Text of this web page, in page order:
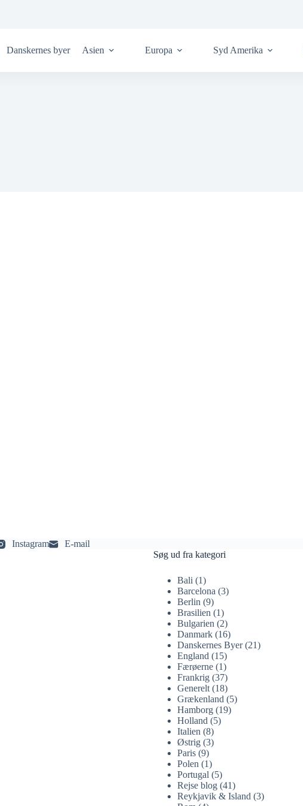
Danskernes byer Asien Europa Syd Amerika
Instagram
E-mail
Søg ud fra kategori
Bali (1)
Barcelona (3)
Berlin (9)
Brasilien (1)
Bulgarien (2)
Danmark (16)
Danskernes Byer(21)
England (15)
Færøerne (1)
Frankrig (37)
Generelt (18)
Grækenland (5)
Hamborg (19)
Holland (5)
Italien (8)
Østrig (3)
Paris (9)
Polen (1)
Portugal (5)
Rejse blog (41)
Reykjavik & Island (3)